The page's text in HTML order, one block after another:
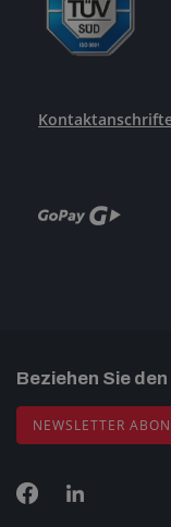
Beziehen Sie
NEWSLETTER